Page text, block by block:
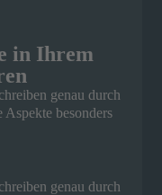
in Ihrem
genau durch
Aspekte besonders
genau durch